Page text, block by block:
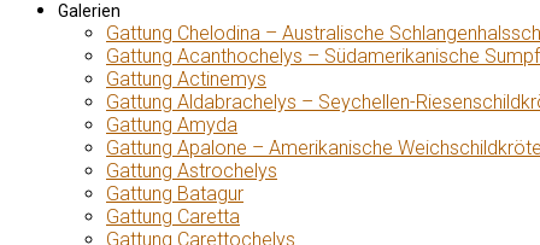
Galerien
Gattung Chelodina – Australische
Gattung Acanthochelys – Südamerikanische
Gattung Actinemys
Gattung Aldabrachelys – Seychellen-
Gattung Amyda
Gattung Apalone – Amerikanische
Gattung Astrochelys
Gattung Batagur
Gattung Caretta
Gattung Carettochelys